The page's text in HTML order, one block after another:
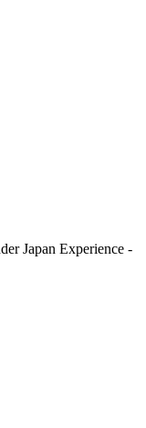
Japan Experience -